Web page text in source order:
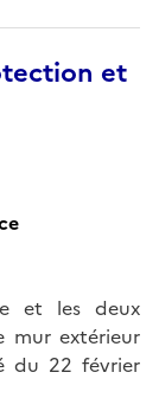
et
et les deux
mur extérieur
du 22 février